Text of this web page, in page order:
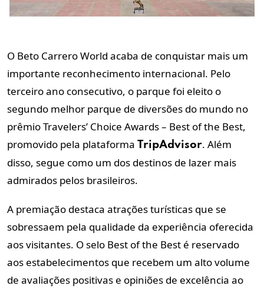
O Beto Carrero World acaba de conquistar mais um
importante reconhecimento internacional. Pelo
terceiro ano consecutivo, o parque foi eleito o
segundo melhor parque de diversões do mundo no
prêmio Travelers’ Choice Awards – Best of the Best,
promovido pela plataforma TripAdvisor. Além
disso, segue como um dos destinos de lazer mais
admirados pelos brasileiros.
A premiação destaca atrações turísticas que se
sobressaem pela qualidade da experiência oferecida
aos visitantes. O selo Best of the Best é reservado
aos estabelecimentos que recebem um alto volume
de avaliações positivas e opiniões de excelência ao